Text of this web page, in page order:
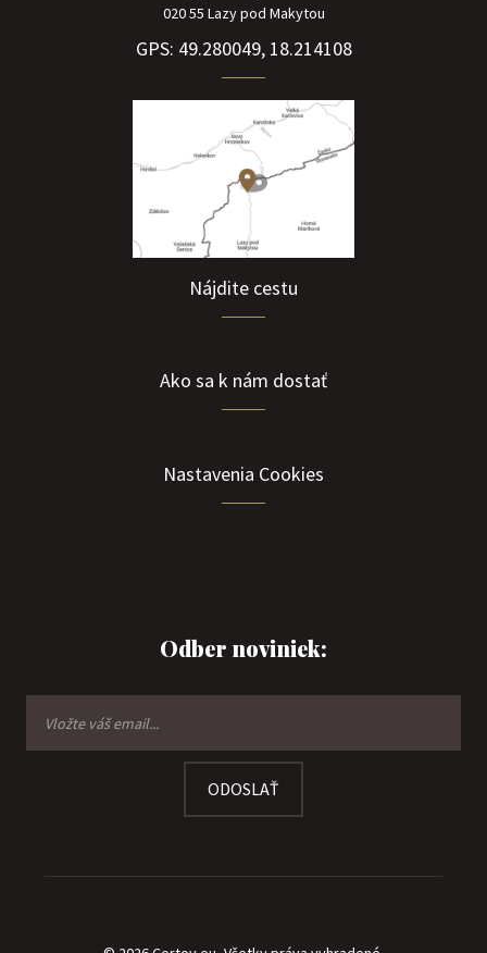
020 55 Lazy pod Makytou
GPS: 49.280049, 18.214108
Nájdite cestu
Ako sa k nám dostať
Nastavenia Cookies
Odber noviniek:
ODOSLAŤ